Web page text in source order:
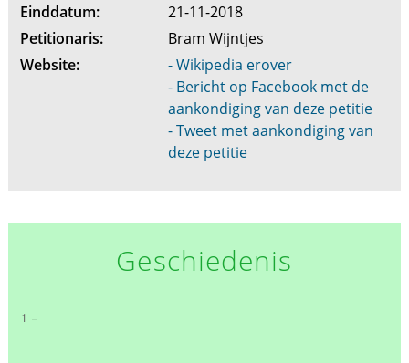
Einddatum:
21-11-2018
Petitionaris:
Bram Wijntjes
Website:
- Wikipedia erover
- Bericht op Facebook met de
aankondiging van deze petitie
- Tweet met aankondiging van
deze petitie
Geschiedenis